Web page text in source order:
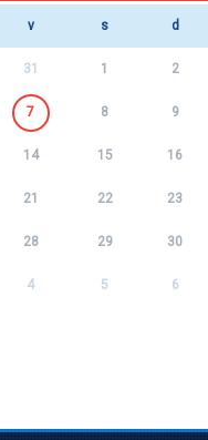
v s d
31 1 2
7 8 9
14 15 16
21 22 23
28 29 30
4 5 6